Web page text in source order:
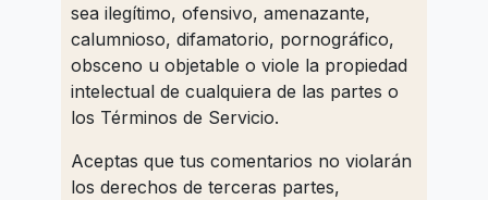
sea ilegítimo, ofensivo, amenazante,
calumnioso, difamatorio, pornográfico,
obsceno u objetable o viole la propiedad
intelectual de cualquiera de las partes o
los Términos de Servicio.
Aceptas que tus comentarios no violarán
los derechos de terceras partes,